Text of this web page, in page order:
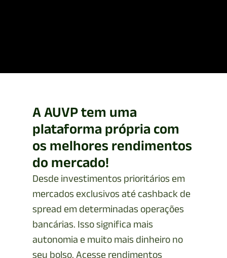
A AUVP tem uma
plataforma própria com
os melhores rendimentos
do mercado!
Desde investimentos prioritários em
mercados exclusivos até cashback de
spread em determinadas operações
bancárias. Isso significa mais
autonomia e muito mais dinheiro no
seu bolso. Acesse rendimentos